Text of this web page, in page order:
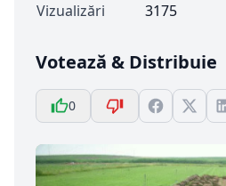
Vizualizări
3175
Votează & Distribuie
0